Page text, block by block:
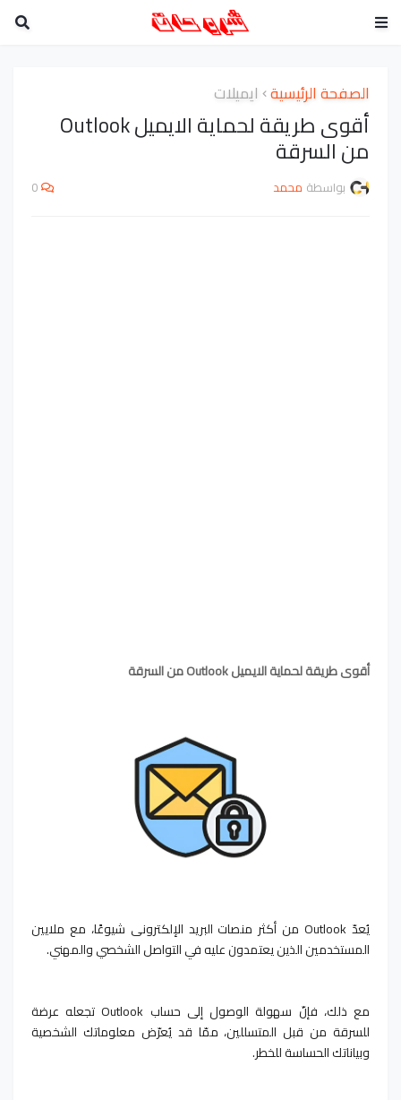
الصفحة الرئيسية ايميلات
أقوى طريقة لحماية الايميل Outlook
من السرقة
بواسطة محمد 0
أقوى طريقة لحماية الايميل Outlook من السرقة
يُعدّ Outlook من أكثر منصات البريد الإلكتروني شيوعًا، مع ملايين
المستخدمين الذين يعتمدون عليه في التواصل الشخصي والمهني.
مع ذلك، فإنّ سهولة الوصول إلى حساب Outlook تجعله عرضة
للسرقة من قبل المتسللين، ممّا قد يُعرّض معلوماتك الشخصية
وبياناتك الحساسة للخطر.